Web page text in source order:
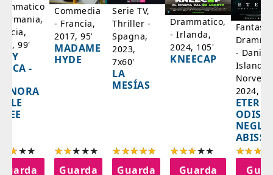
99'
-
Commedia
- Francia,
2017, 95'
MADAME
HYDE
Guarda
Serie TV,
Thriller -
Spagna,
2023,
7x60'
LA
MESÍAS
Guarda
Drammatico,
- Irlanda,
2024, 105'
KNEECAP
Guarda
-
Islanda,
2024,
NEGLI
ABISSI